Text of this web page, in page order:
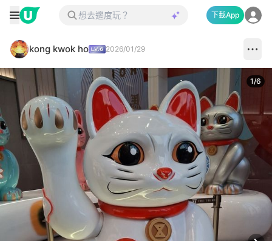
下載App
kong kwok ho 2026/01/29
1/6